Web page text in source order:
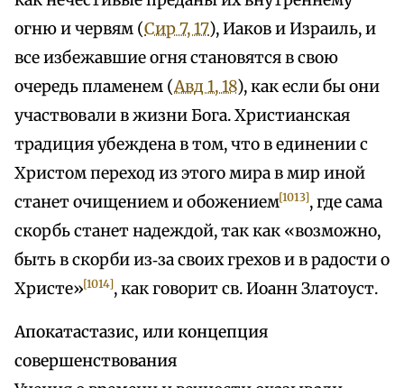
огню и червям (Сир 7, 17), Иаков и Израиль, и
все избежавшие огня становятся в свою
очередь пламенем (Авд 1, 18), как если бы они
участвовали в жизни Бога. Христианская
традиция убеждена в том, что в единении с
Христом переход из этого мира в мир иной
станет очищением и обожением[1013], где сама
скорбь станет надеждой, так как «возможно,
быть в скорби из‑за своих грехов и в радости о
Христе»[1014], как говорит св. Иоанн Златоуст.
Апокатастазис, или концепция
совершенствования